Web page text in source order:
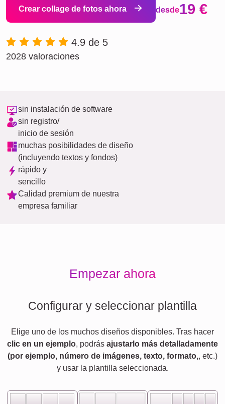
Crear collage de fotos ahora desde19 €
4.9 de 5
2028 valoraciones
sin instalación de software
sin registro/
inicio de sesión
muchas posibilidades de diseño
(incluyendo textos y fondos)
rápido y
sencillo
Calidad premium de nuestra
empresa familiar
Empezar ahora
Configurar y seleccionar plantilla
Elige uno de los muchos diseños disponibles. Tras hacer
clic en un ejemplo, podrás ajustarlo más detalladamente
(por ejemplo, número de imágenes, texto, formato,, etc.)
y usar la plantilla seleccionada.